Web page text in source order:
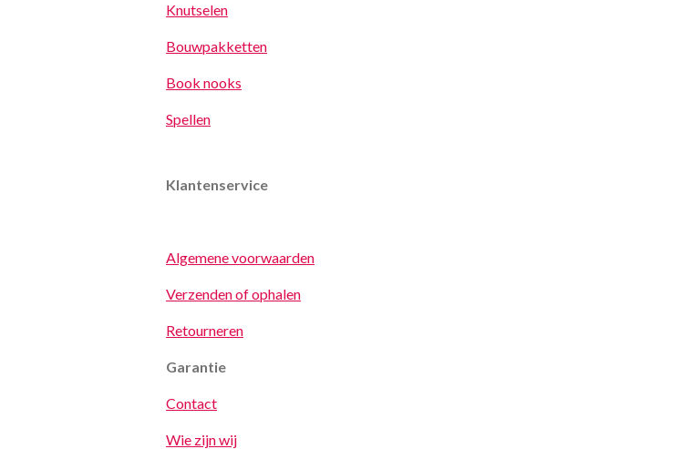
Knutselen
Bouwpakketten
Book nooks
Spellen
Klantenservice
Algemene voorwaarden
Verzenden of ophalen
Retourneren
Garantie
Contact
Wie zijn wij